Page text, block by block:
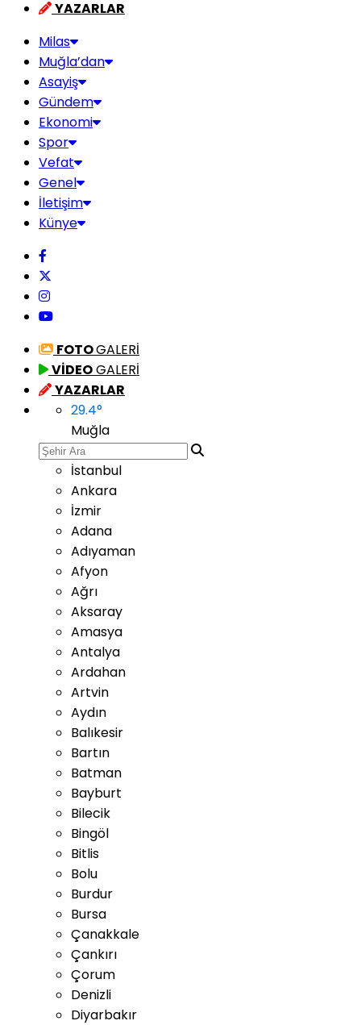
YAZARLAR
Milas
Muğla’dan
Asayiş
Gündem
Ekonomi
Spor
Vefat
Genel
İletişim
Künye
FOTOGALERİ
VİDEOGALERİ
YAZARLAR
29.4°
Muğla
İstanbul
Ankara
İzmir
Adana
Adıyaman
Afyon
Ağrı
Aksaray
Amasya
Antalya
Ardahan
Artvin
Aydın
Balıkesir
Bartın
Batman
Bayburt
Bilecik
Bingöl
Bitlis
Bolu
Burdur
Bursa
Çanakkale
Çankırı
Çorum
Denizli
Diyarbakır